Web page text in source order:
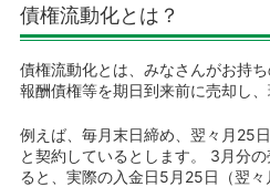
債権流動化とは？
債権流動化とは、みなさんがお持
報酬債権等を期日到来前に売却し
例えば、毎月末日締め、翌々月25
と契約しているとします。 3月分
ると、実際の入金日5月25日（翌々